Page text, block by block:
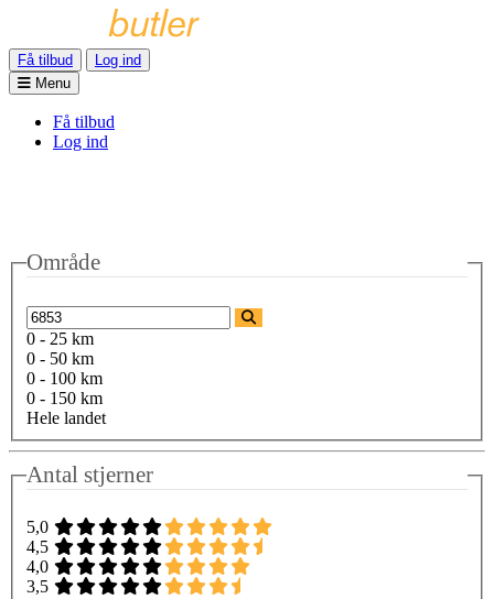
Få tilbud
Log ind
Menu
Få tilbud
Log ind
Område
0 - 25 km
0 - 50 km
0 - 100 km
0 - 150 km
Hele landet
Antal stjerner
5,0
4,5
4,0
3,5